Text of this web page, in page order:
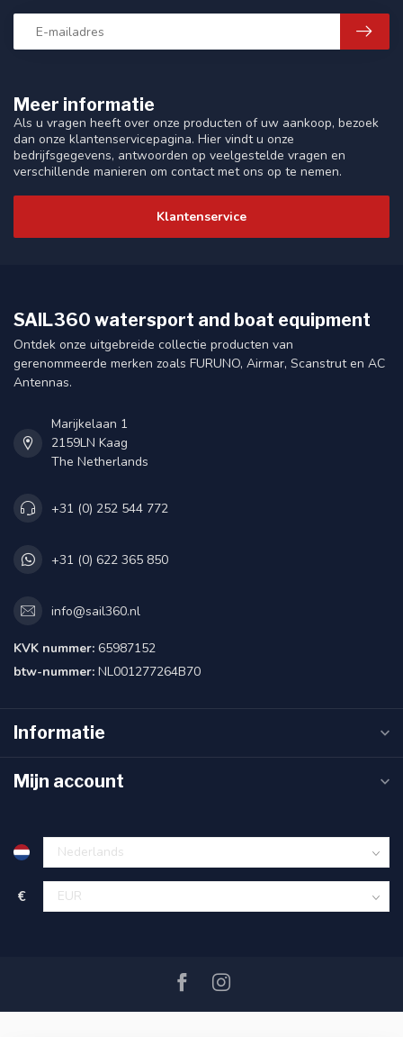
Meer informatie
Als u vragen heeft over onze producten of uw aankoop, bezoek
dan onze klantenservicepagina. Hier vindt u onze
bedrijfsgegevens, antwoorden op veelgestelde vragen en
verschillende manieren om contact met ons op te nemen.
Klantenservice
SAIL360 watersport and boat equipment
Ontdek onze uitgebreide collectie producten van
gerenommeerde merken zoals FURUNO, Airmar, Scanstrut en AC
Antennas.
Marijkelaan 1
2159LN Kaag
The Netherlands
+31 (0) 252 544 772
+31 (0) 622 365 850
info@sail360.nl
KVK nummer: 65987152
btw-nummer: NL001277264B70
Informatie
Mijn account
€